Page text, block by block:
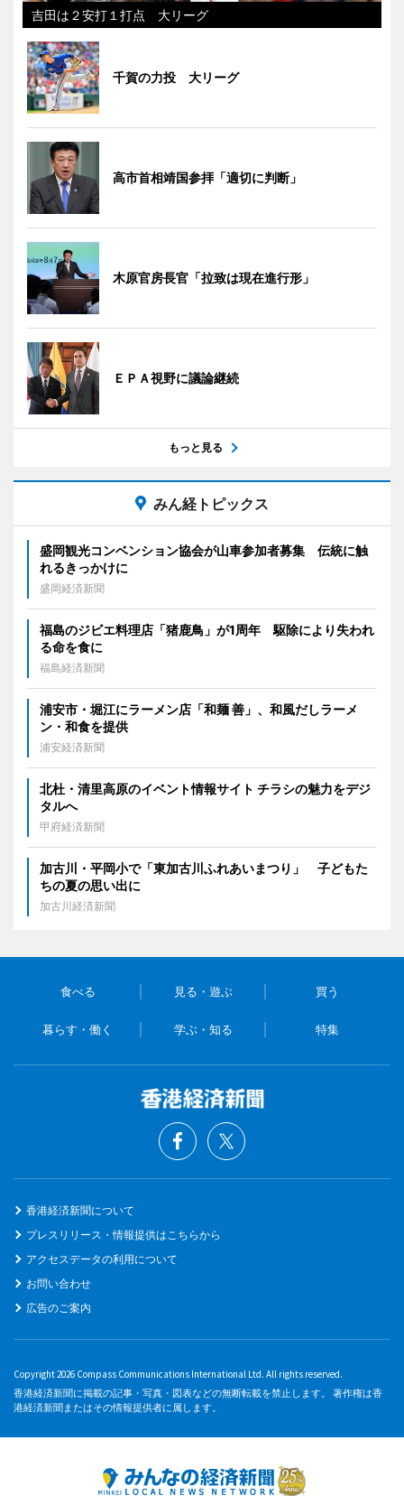
吉田は２安打１打点 大リーグ
千賀の力投 大リーグ
高市首相靖国参拝「適切に判断」
木原官房長官「拉致は現在進行形」
ＥＰＡ視野に議論継続
もっと見る
みん経トピックス
盛岡観光コンベンション協会が山車参加者募集 伝統に触
れるきっかけに
盛岡経済新聞
福島のジビエ料理店「猪鹿鳥」が1周年 駆除により失われ
る命を食に
福島経済新聞
浦安市・堀江にラーメン店「和麺 善」、和風だしラーメ
ン・和食を提供
浦安経済新聞
北杜・清里高原のイベント情報サイト チラシの魅力をデジ
タルへ
甲府経済新聞
加古川・平岡小で「東加古川ふれあいまつり」 子どもた
ちの夏の思い出に
加古川経済新聞
食べる 見る・遊ぶ 買う
暮らす・働く 学ぶ・知る 特集
香港経済新聞について
プレスリリース・情報提供はこちらから
アクセスデータの利用について
お問い合わせ
広告のご案内
Copyright 2026 Compass Communications International Ltd. All rights reserved.
香港経済新聞に掲載の記事・写真・図表などの無断転載を禁止します。 著作権は香
港経済新聞またはその情報提供者に属します。